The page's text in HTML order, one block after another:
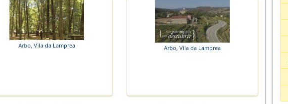
Arbo, Vila da Lamprea Arbo, Vila da Lamprea